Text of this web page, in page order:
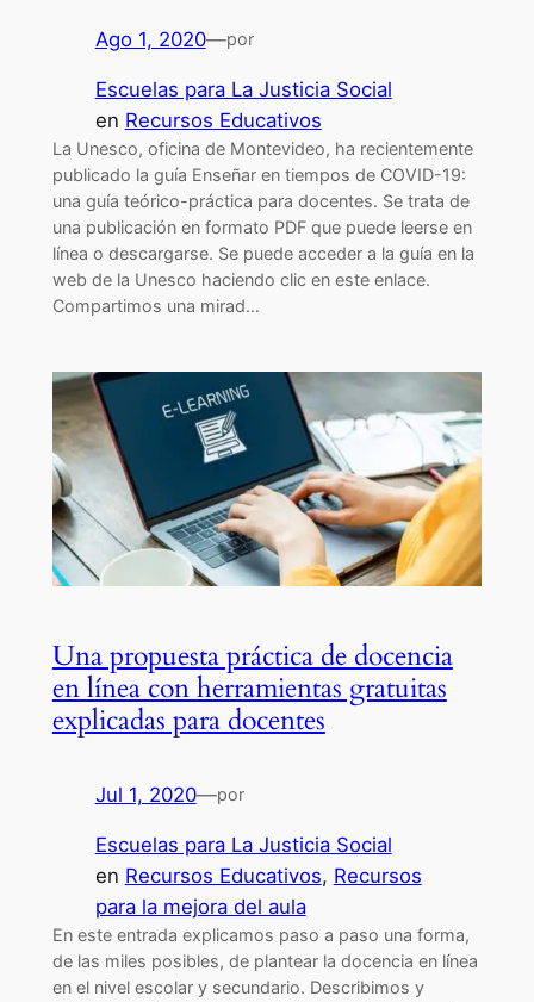
Ago 1, 2020—por
Escuelas para La Justicia Social
en Recursos Educativos
La Unesco, oficina de Montevideo, ha recientemente
publicado la guía Enseñar en tiempos de COVID-19:
una guía teórico-práctica para docentes. Se trata de
una publicación en formato PDF que puede leerse en
línea o descargarse. Se puede acceder a la guía en la
web de la Unesco haciendo clic en este enlace.
Compartimos una mirad…
Una propuesta práctica de docencia
en línea con herramientas gratuitas
explicadas para docentes
Jul 1, 2020—por
Escuelas para La Justicia Social
en Recursos Educativos, Recursos
para la mejora del aula
En este entrada explicamos paso a paso una forma,
de las miles posibles, de plantear la docencia en línea
en el nivel escolar y secundario. Describimos y